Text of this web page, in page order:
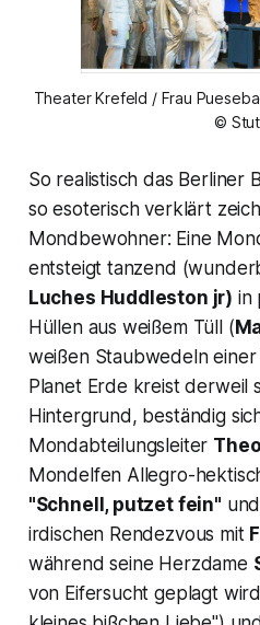
Theater Krefeld / Frau
©
So realistisch das Berliner
so esoterisch verklärt
Mondbewohner: Eine
entsteigt tanzend
Luches Huddleston jr) in
Hüllen aus weißem Tüll (
weißen Staubwedeln
Planet Erde kreist derweil
Hintergrund, beständig
Mondabteilungsleiter
Mondelfen Allegro-
"Schnell, putzet fein"
irdischen Rendezvous mit
während seine Herzdame
von Eifersucht geplagt